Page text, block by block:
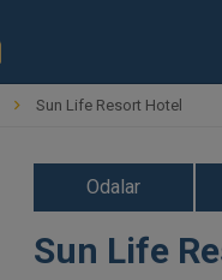
Sun Life Resort Hotel
Odalar
Sun Life